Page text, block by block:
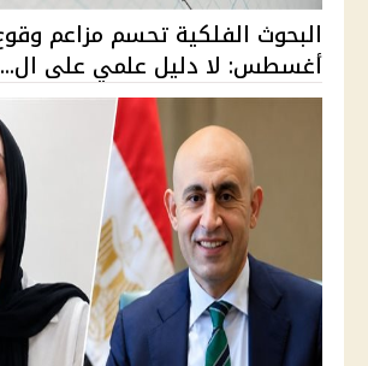
أغسطس: لا دليل علمي على ال...